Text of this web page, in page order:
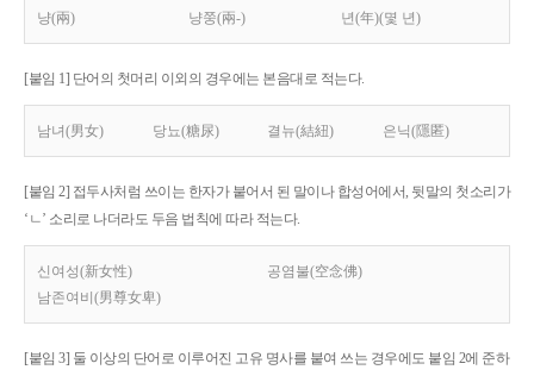
냥(兩) 냥쭝(兩-) 년(年)(몇 년)
[붙임 1] 단어의 첫머리 이외의 경우에는 본음대로 적는다.
남녀(男女) 당뇨(糖尿) 결뉴(結紐) 은닉(隱匿)
[붙임 2] 접두사처럼 쓰이는 한자가 붙어서 된 말이나 합성어에서, 뒷말의 첫소리가
‘ㄴ’ 소리로 나더라도 두음 법칙에 따라 적는다.
신여성(新女性)
공염불(空念佛)
남존여비(男尊女卑)
[붙임 3] 둘 이상의 단어로 이루어진 고유 명사를 붙여 쓰는 경우에도 붙임 2에 준하